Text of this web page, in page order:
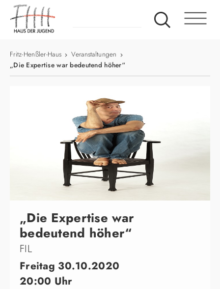
Fritz-Henßler-Haus
Veranstaltungen
„Die Expertise war bedeutend höher“
„Die Expertise war
bedeutend höher“
FIL
Freitag 30.10.2020
20:00 Uhr